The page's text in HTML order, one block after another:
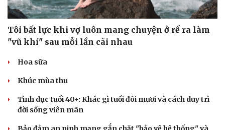
Cải chính
Tôi bất lực khi vợ luôn mang chuyện ở rể ra làm
"vũ khí" sau mỗi lần cãi nhau
Hoa sữa
Khúc mùa thu
Tình dục tuổi 40+: Khác gì tuổi đôi mươi và cách duy trì
đời sống viên mãn